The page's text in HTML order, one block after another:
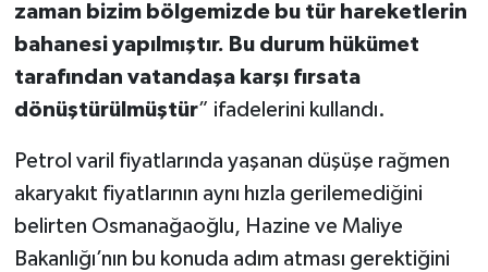
zaman bizim bölgemizde bu tür hareketlerin
bahanesi yapılmıştır. Bu durum hükümet
tarafından vatandaşa karşı fırsata
dönüştürülmüştür” ifadelerini kullandı.
Petrol varil fiyatlarında yaşanan düşüşe rağmen
akaryakıt fiyatlarının aynı hızla gerilemediğini
belirten Osmanağaoğlu, Hazine ve Maliye
Bakanlığı’nın bu konuda adım atması gerektiğini